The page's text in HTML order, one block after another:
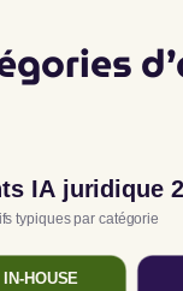
IA juridique
typiques par catégorie
HOUSE